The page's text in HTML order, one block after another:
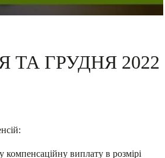
ГРУДНЯ 2022
компенсаційну виплату в розмірі